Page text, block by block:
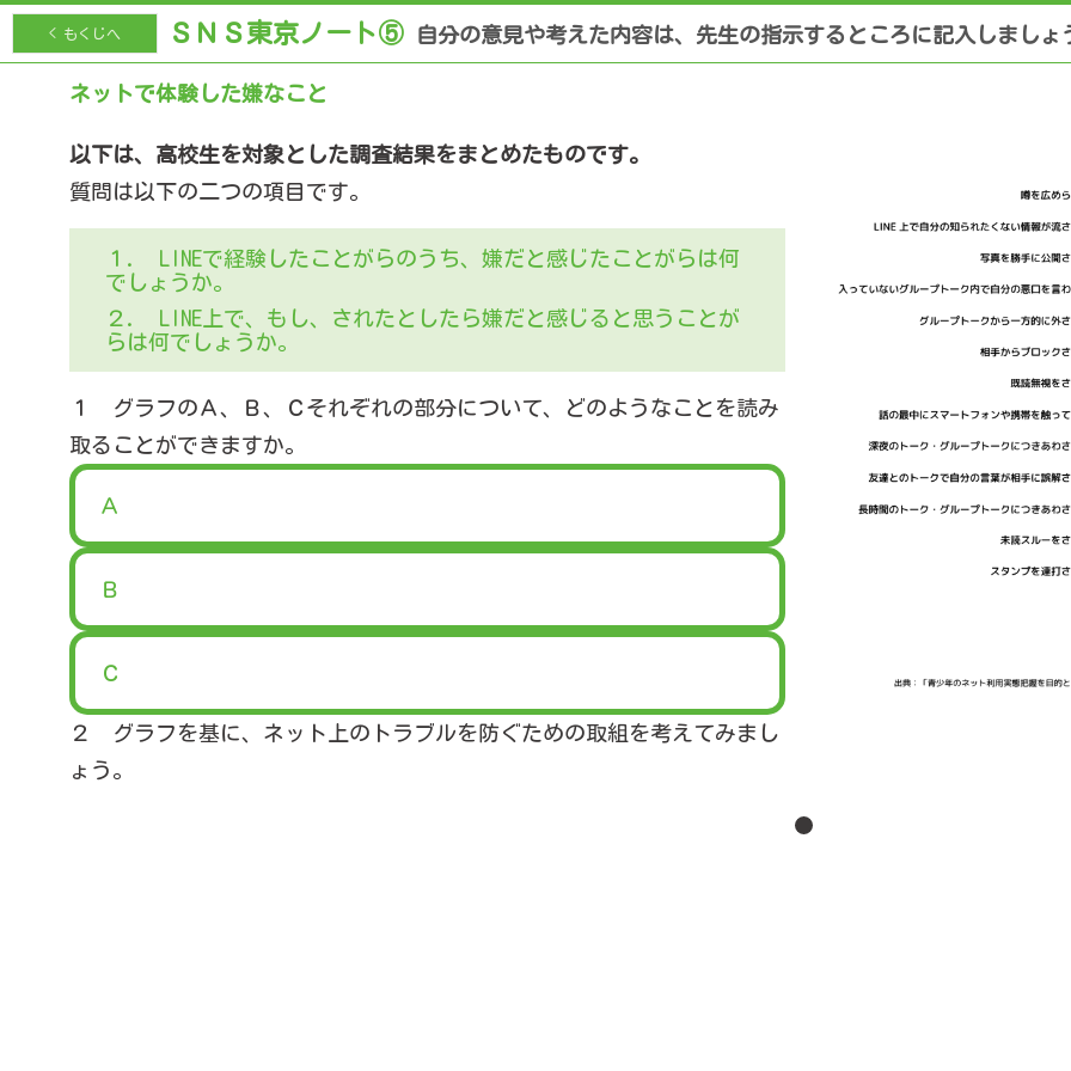
< もくじへ ＳＮＳ東京ノート⑤ 自分の意見や考えた内容は、先生の指示するところに記入しましょ
ネットで体験した嫌なこと
以下は、高校生を対象とした調査結果をまとめたものです。
質問は以下の二つの項目です。
１. LINEで経験したことがらのうち、嫌だと感じたことがらは何
でしょうか。
２. LINE上で、もし、されたとしたら嫌だと感じると思うことが
らは何でしょうか。
１ グラフのＡ、Ｂ、Ｃそれぞれの部分について、どのようなことを読み
取ることができますか。
Ａ
Ｂ
Ｃ
２ グラフを基に、ネット上のトラブルを防ぐための取組を考えてみまし
ょう。